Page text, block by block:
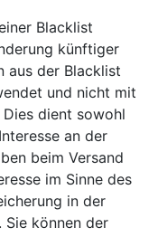
Blacklist
künftiger
aus der Blacklist
und nicht mit
dient sowohl
an der
beim Versand
im Sinne des
in der
können der